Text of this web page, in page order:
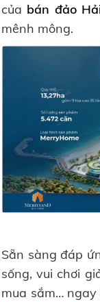
của bán đảo
mênh mông.
Sẵn sàng đáp
sống, vui chơi
mua sắm…